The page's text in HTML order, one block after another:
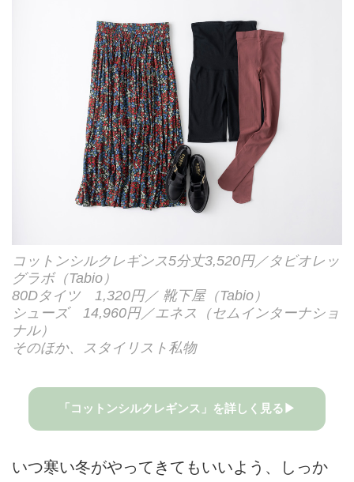
コットンシルクレギンス5分丈3,520円／タビオレッ
グラボ（Tabio）
80Dタイツ 1,320円／ 靴下屋（Tabio）
シューズ 14,960円／エネス（セムインターナショ
ナル）
そのほか、スタイリスト私物
「コットンシルクレギンス」を詳しく見る▶
いつ寒い冬がやってきてもいいよう、しっか